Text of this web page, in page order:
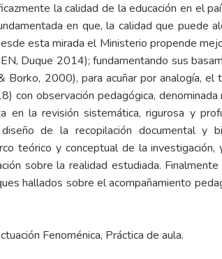
la calidad de la educación en el
en que, la calidad que puede
esta mirada el Ministerio propende
Duque 2014); fundamentando sus
2000), para acuñar por analogía, el
con observación pedagógica,
la revisión sistemática, rigurosa y
de la recopilación documental y
teórico y conceptual de la
sobre la realidad estudiada.
hallados sobre el acompañamiento
Fenoménica, Práctica de aula.